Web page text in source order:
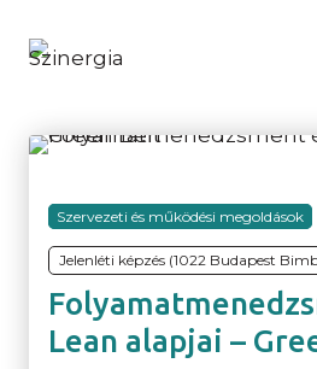
content
Szervezeti és működési megoldások
Jelenléti képzés (1022 Budapest
Lean alapjai –